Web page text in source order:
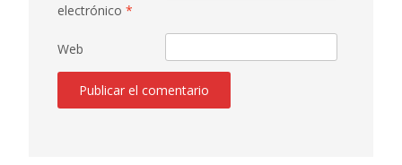
electrónico *
Web